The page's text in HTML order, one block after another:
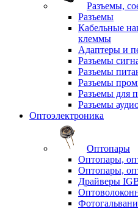
Разъемы,
Разъемы
Кабельные
клеммы
Адаптеры и
Разъемы
Разъемы
Разъемы
Разъемы для
Разъемы
Оптоэлектроника
Оптопары
Оптопары,
Оптопары,
Драйверы